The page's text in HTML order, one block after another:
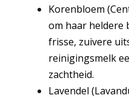
Korenbloem
om haar heldere
frisse, zuivere
reinigingsmelk
zachtheid.
Lavendel